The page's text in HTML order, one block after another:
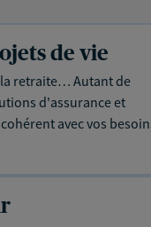
de vie
retraite… Autant de
d'assurance et
avec vos